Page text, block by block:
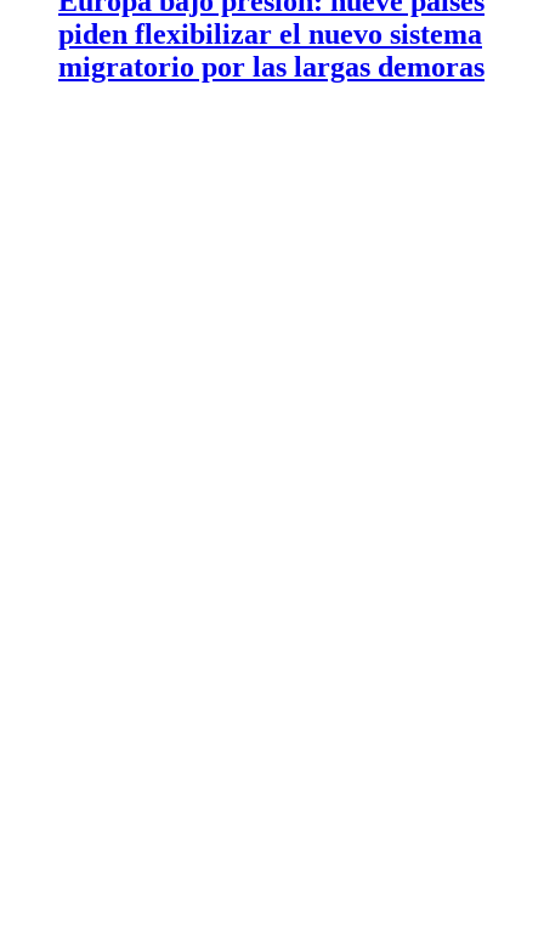
piden flexibilizar el nuevo sistema
migratorio por las largas demoras